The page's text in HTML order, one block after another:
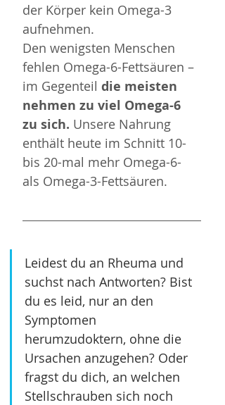
der Körper kein Omega-3
aufnehmen.
Den wenigsten Menschen
fehlen Omega-6-Fettsäuren –
im Gegenteil die meisten
nehmen zu viel Omega-6
zu sich. Unsere Nahrung
enthält heute im Schnitt 10-
bis 20-mal mehr Omega-6-
als Omega-3-Fettsäuren.
Leidest du an Rheuma und
suchst nach Antworten? Bist
du es leid, nur an den
Symptomen
herumzudoktern, ohne die
Ursachen anzugehen? Oder
fragst du dich, an welchen
Stellschrauben sich noch